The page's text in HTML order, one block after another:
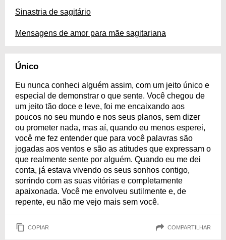
Sinastria de sagitário
Mensagens de amor para mãe sagitariana
Único
Eu nunca conheci alguém assim, com um jeito único e
especial de demonstrar o que sente. Você chegou de
um jeito tão doce e leve, foi me encaixando aos
poucos no seu mundo e nos seus planos, sem dizer
ou prometer nada, mas aí, quando eu menos esperei,
você me fez entender que para você palavras são
jogadas aos ventos e são as atitudes que expressam o
que realmente sente por alguém. Quando eu me dei
conta, já estava vivendo os seus sonhos contigo,
sorrindo com as suas vitórias e completamente
apaixonada. Você me envolveu sutilmente e, de
repente, eu não me vejo mais sem você.
COPIAR COMPARTILHAR